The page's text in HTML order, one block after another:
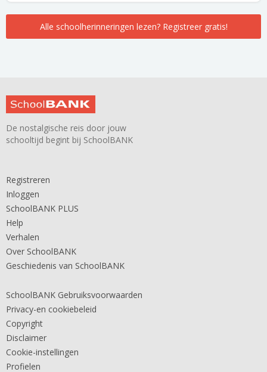
Alle schoolherinneringen lezen? Registreer gratis!
De nostalgische reis door jouw
schooltijd begint bij SchoolBANK
Registreren
Inloggen
SchoolBANK PLUS
Help
Verhalen
Over SchoolBANK
Geschiedenis van SchoolBANK
SchoolBANK Gebruiksvoorwaarden
Privacy-en cookiebeleid
Copyright
Disclaimer
Cookie-instellingen
Profielen